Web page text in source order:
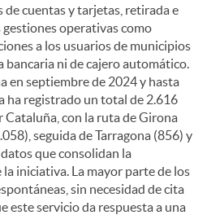
de cuentas y tarjetas, retirada e
operativas como
a los usuarios de municipios
bancaria ni de cajero automático.
en septiembre de 2024 y hasta
ha registrado un total de 2.616
Cataluña, con la ruta de Girona
seguida de Tarragona (856) y
que consolidan la
iniciativa. La mayor parte de los
sin necesidad de cita
este servicio da respuesta a una